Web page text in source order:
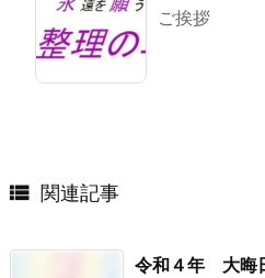
ご挨拶
 関連記事
令和４年 大晦